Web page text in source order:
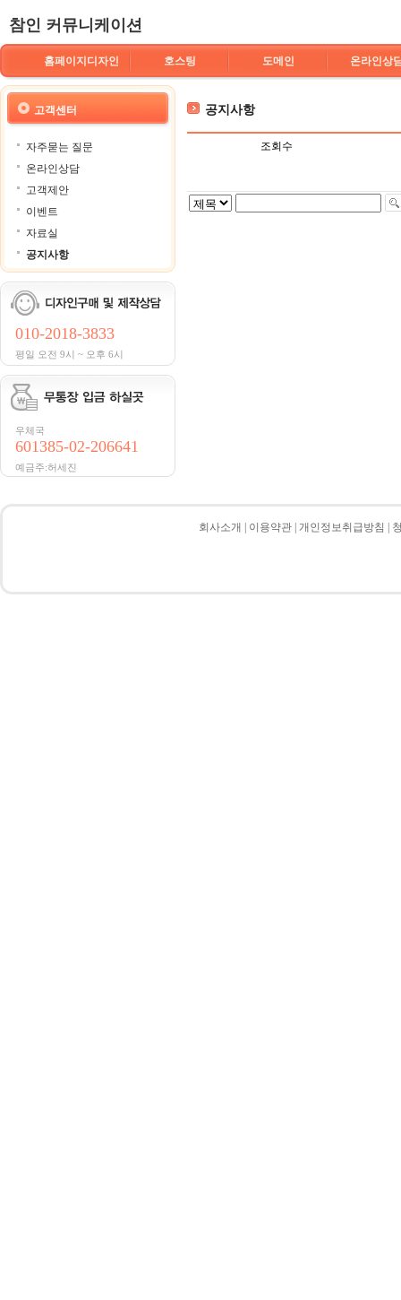
참인 커뮤니케이션
홈페이지디자인 호스팅 도메인 온라인상
고객센터
자주묻는 질문
온라인상담
고객제안
이벤트
자료실
공지사항
010-2018-3833
평일 오전 9시 ~ 오후 6시
우체국
601385-02-206641
예금주:허세진
공지사항
조회수
회사소개 이용약관 개인정보취급방침